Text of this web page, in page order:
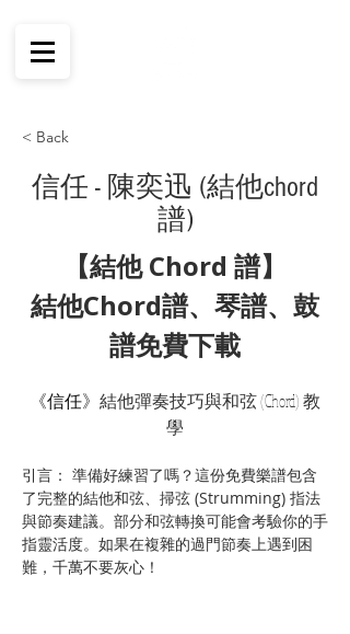
< Back
信任 - 陳奕迅 (結他chord
譜)
【結他 Chord 譜】
結他Chord譜、琴譜、鼓
譜免費下載
《信任》結他彈奏技巧與和弦 (Chord) 教
學
引言： 準備好練習了嗎？這份免費樂譜包含
了完整的結他和弦、掃弦 (Strumming) 指法
與節奏建議。部分和弦轉換可能會考驗你的手
指靈活度。如果在複雜的過門節奏上遇到困
難，千萬不要灰心！